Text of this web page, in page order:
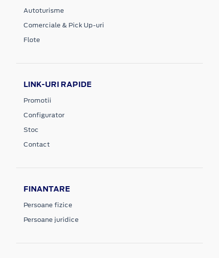
Autoturisme
Comerciale & Pick Up-uri
Flote
LINK-URI RAPIDE
Promotii
Configurator
Stoc
Contact
FINANTARE
Persoane fizice
Persoane juridice